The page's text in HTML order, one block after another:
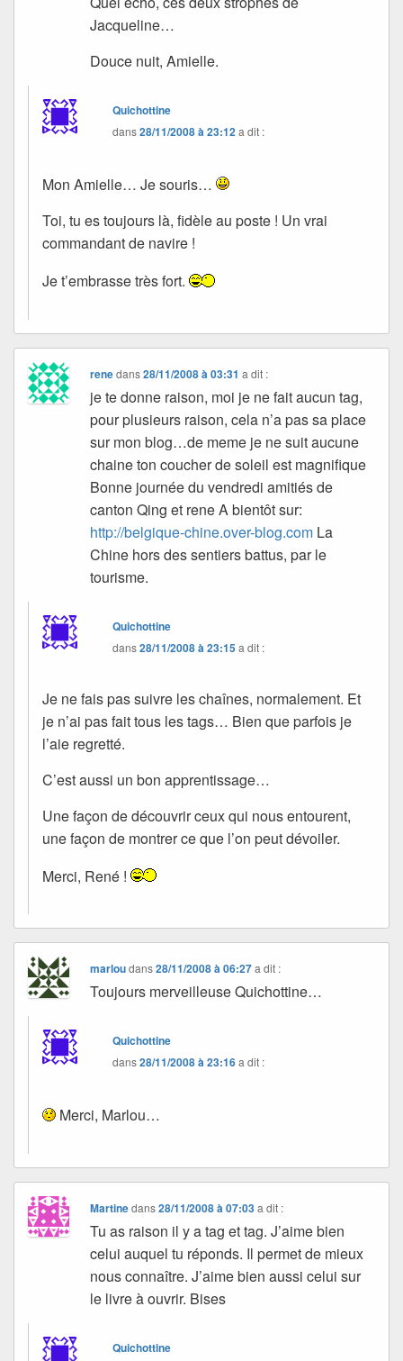
Jacqueline…
Douce nuit, Amielle.
Quichottine
dans28/11/2008 à 23:12a dit :
Mon Amielle… Je souris…
Toi, tu es toujours là, fidèle au poste ! Un vrai
commandant de navire !
Je t’embrasse très fort.
renedans28/11/2008 à 03:31 a dit :
je te donne raison, moi je ne fait aucun tag,
pour plusieurs raison, cela n’a pas sa place
sur mon blog…de meme je ne suit aucune
chaine ton coucher de soleil est magnifique
Bonne journée du vendredi amitiés de
canton Qing et rene A bientôt sur:
http://belgique-chine.over-blog.com La
Chine hors des sentiers battus, par le
tourisme.
Quichottine
dans28/11/2008 à 23:15a dit :
Je ne fais pas suivre les chaînes, normalement. Et
je n’ai pas fait tous les tags… Bien que parfois je
l’aie regretté.
C’est aussi un bon apprentissage…
Une façon de découvrir ceux qui nous entourent,
une façon de montrer ce que l’on peut dévoiler.
Merci, René !
marloudans28/11/2008 à 06:27 a dit :
Toujours merveilleuse Quichottine…
Quichottine
dans28/11/2008 à 23:16a dit :
Merci, Marlou…
Martinedans28/11/2008 à 07:03 a dit :
Tu as raison il y a tag et tag. J’aime bien
celui auquel tu réponds. Il permet de mieux
nous connaître. J’aime bien aussi celui sur
le livre à ouvrir. Bises
Quichottine